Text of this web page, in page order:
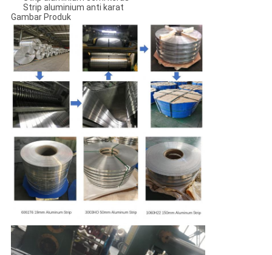
Strip aluminium anti karat
Gambar Produk